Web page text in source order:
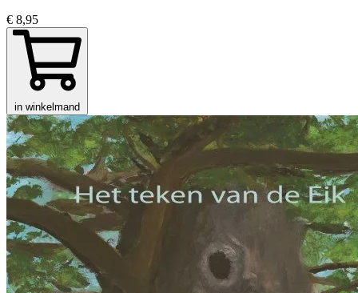
€ 8,95
in winkelmand